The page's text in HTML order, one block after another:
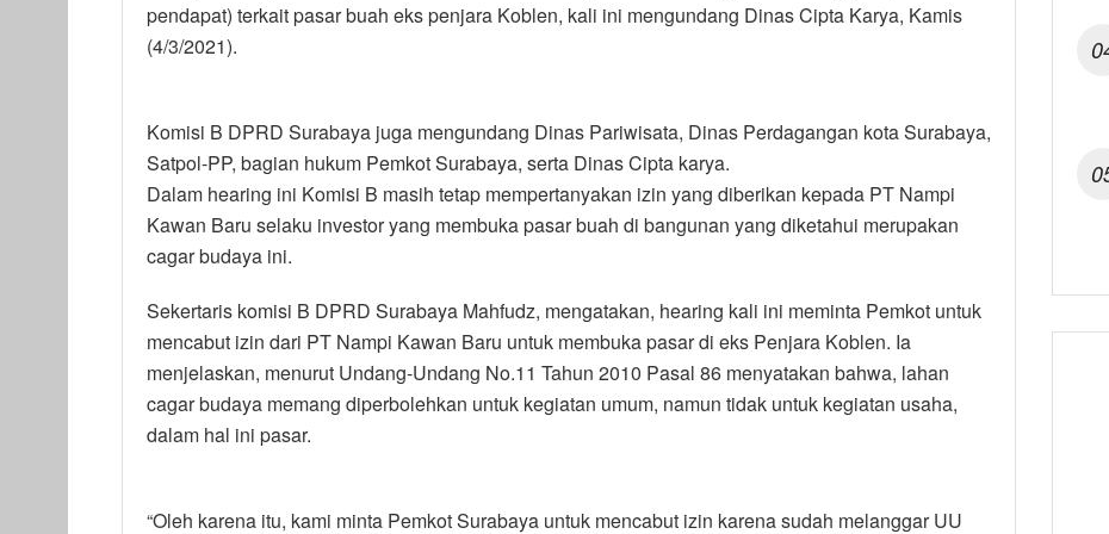
pendapat) terkait pasar buah eks penjara Koblen, kali ini mengundang Dinas Cipta Karya, Kamis
(4/3/2021).
Komisi B DPRD Surabaya juga mengundang Dinas Pariwisata, Dinas Perdagangan kota Surabaya,
Satpol-PP, bagian hukum Pemkot Surabaya, serta Dinas Cipta karya.
Dalam hearing ini Komisi B masih tetap mempertanyakan izin yang diberikan kepada PT Nampi
Kawan Baru selaku investor yang membuka pasar buah di bangunan yang diketahui merupakan
cagar budaya ini.
Sekertaris komisi B DPRD Surabaya Mahfudz, mengatakan, hearing kali ini meminta Pemkot untuk
mencabut izin dari PT Nampi Kawan Baru untuk membuka pasar di eks Penjara Koblen. Ia
menjelaskan, menurut Undang-Undang No.11 Tahun 2010 Pasal 86 menyatakan bahwa, lahan
cagar budaya memang diperbolehkan untuk kegiatan umum, namun tidak untuk kegiatan usaha,
dalam hal ini pasar.
“Oleh karena itu, kami minta Pemkot Surabaya untuk mencabut izin karena sudah melanggar UU